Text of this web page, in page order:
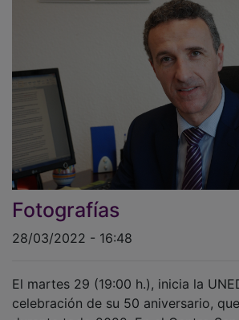
Fotografías
28/03/2022 - 16:48
celebración de su 50 aniversario, que
durante todo 2022. En el Centro